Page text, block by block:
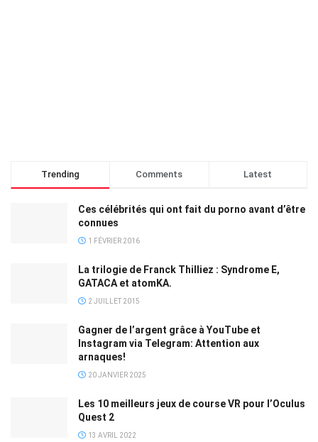
Trending Comments Latest
Ces célébrités qui ont fait du porno avant d’être
connues
1 FÉVRIER 2016
La trilogie de Franck Thilliez : Syndrome E,
GATACA et atomKA.
2 JUILLET 2015
Gagner de l’argent grâce à YouTube et
Instagram via Telegram: Attention aux
arnaques!
20 JANVIER 2025
Les 10 meilleurs jeux de course VR pour l’Oculus
Quest 2
13 AVRIL 2022